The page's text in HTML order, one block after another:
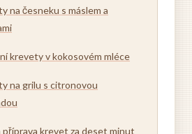
na česneku s máslem a
krevety v kokosovém mléce
na grilu s citronovou
příprava krevet za deset minut